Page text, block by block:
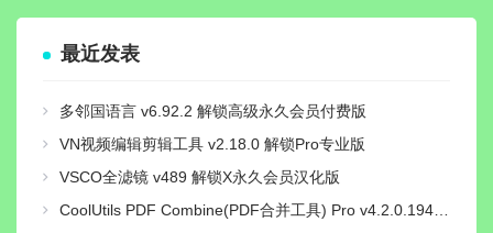
最近发表
多邻国语言 v6.92.2 解锁高级永久会员付费版
VN视频编辑剪辑工具 v2.18.0 解锁Pro专业版
VSCO全滤镜 v489 解锁X永久会员汉化版
CoolUtils PDF Combine(PDF合并工具) Pro v4.2.0.194 多语便携版